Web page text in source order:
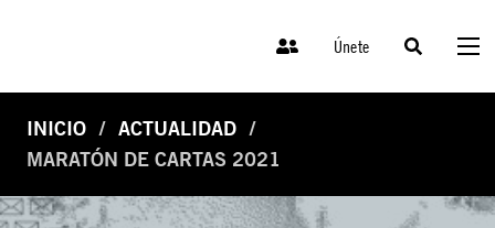
Únete
INICIO
ACTUALIDAD
MARATÓN DE CARTAS 2021